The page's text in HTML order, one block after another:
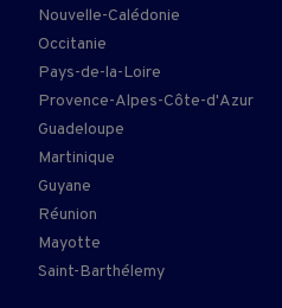
Nouvelle-Calédonie
Occitanie
Pays-de-la-Loire
Provence-Alpes-Côte-d'Azur
Guadeloupe
Martinique
Guyane
Réunion
Mayotte
Saint-Barthélemy